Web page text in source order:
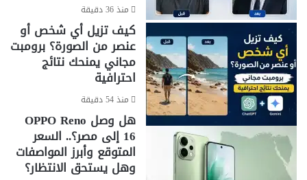
منذ 36 دقيقة
كيف تزيل أي شخص أو
عنصر من الصورة؟ برومبت
مجاني يمنحك نتائج
احترافية
منذ 54 دقيقة
هل وصل OPPO Reno
16 إلى مصر؟.. السعر
المتوقع وأبرز المواصفات
وهل يستحق الانتظار؟